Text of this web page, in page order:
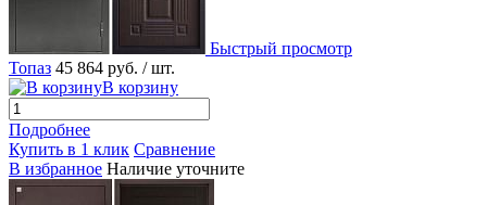
Быстрый просмотр
Топаз 45 864 руб. / шт.
В корзину
Подробнее
Купить в 1 клик Сравнение
В избранное Наличие уточните